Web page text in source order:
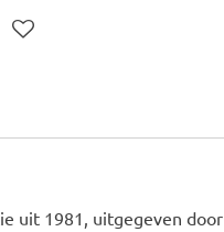
uit 1981, uitgegeven door